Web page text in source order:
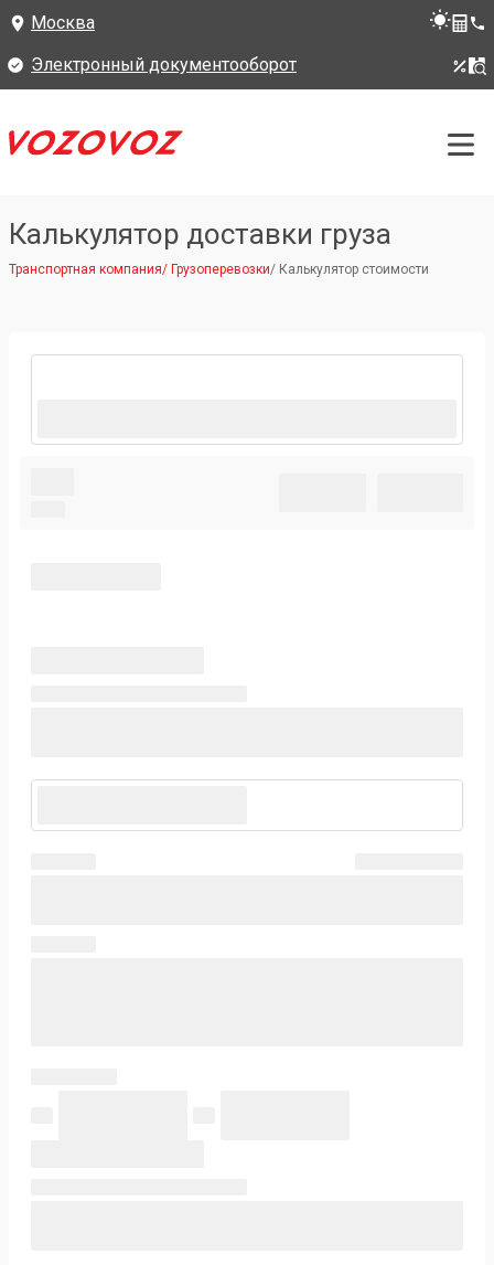
Москва
Электронный документооборот
Калькулятор доставки груза
Транспортная компания/ Грузоперевозки/ Калькулятор стоимости